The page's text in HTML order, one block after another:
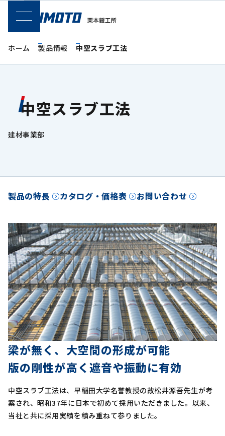
SPメニュー
ホーム 製品情報 中空スラブ工法
中空スラブ工法
建材事業部
製品の特長 カタログ・価格表 お問い合わせ
梁が無く、大空間の形成が可能
版の剛性が高く遮音や振動に有効
中空スラブ工法は、早稲田大学名誉教授の故松井源吾先生が考
案され、昭和37年に日本で初めて採用いただきました。以来、
当社と共に採用実績を積み重ねて参りました。